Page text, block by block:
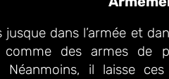
dans l’armée et
des armes de
Néanmoins, il laisse